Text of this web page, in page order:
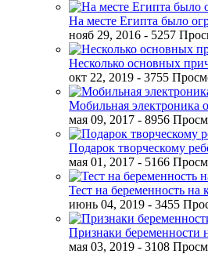
На месте Египта было
нояб 29, 2016 - 5257
Несколько основных
окт 22, 2019 - 3755
Мобильная электроника
мая 09, 2017 - 8956
Подарок творческому
мая 01, 2017 - 5166
Тест на беременность на
июнь 04, 2019 - 3455
Признаки беременности
мая 03, 2019 - 3108